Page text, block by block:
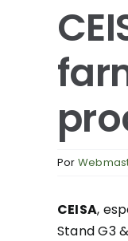
Por
CEISA,
Stand G3